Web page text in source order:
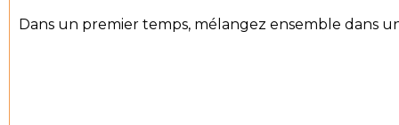
Dans un premier temps, mélangez ensemble dans